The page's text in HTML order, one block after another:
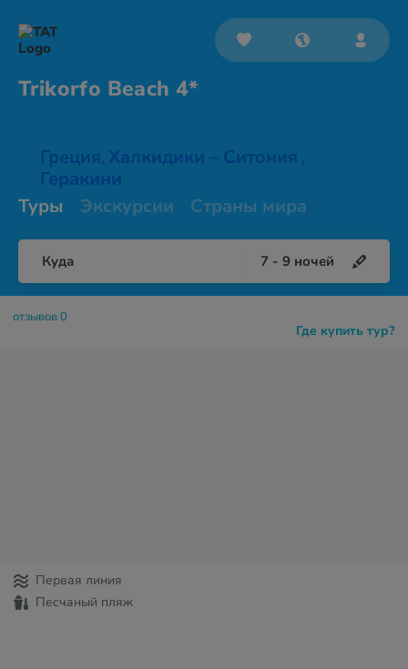
Trikorfo Beach 4*
Греция, Халкидики – Ситония ,
Геракини
Туры
Экскурсии Страны мира
Куда 7 - 9 ночей
Где купить тур?
отзывов 0
Первая линия
Песчаный пляж